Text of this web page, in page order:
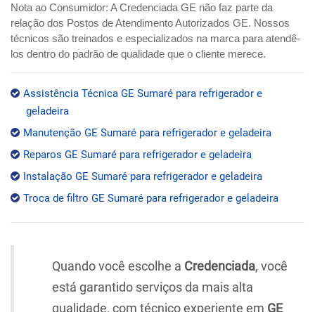
Nota ao Consumidor: A Credenciada GE não faz parte da
relação dos Postos de Atendimento Autorizados GE. Nossos
técnicos são treinados e especializados na marca para atendê-
los dentro do padrão de qualidade que o cliente merece.
Assistência Técnica GE Sumaré para refrigerador e
geladeira
Manutenção GE Sumaré para refrigerador e geladeira
Reparos GE Sumaré para refrigerador e geladeira
Instalação GE Sumaré para refrigerador e geladeira
Troca de filtro GE Sumaré para refrigerador e geladeira
Quando você escolhe a Credenciada, você
está garantido serviços da mais alta
qualidade, com técnico experiente em GE